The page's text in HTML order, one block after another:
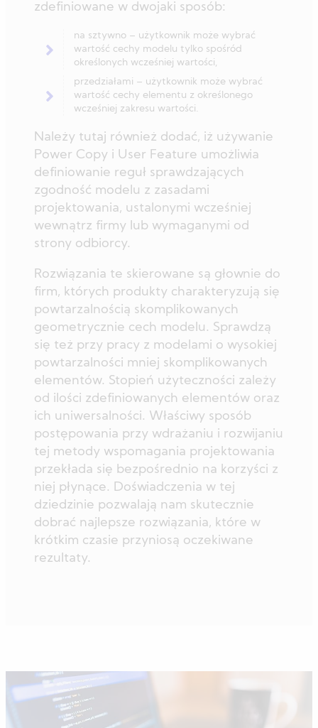
zdefiniowane w dwojaki sposób:
na sztywno – użytkownik może wybrać
wartość cechy modelu tylko spośród
określonych wcześniej wartości,
przedziałami – użytkownik może wybrać
wartość cechy elementu z określonego
wcześniej zakresu wartości.
Należy tutaj również dodać, iż używanie
Power Copy i User Feature umożliwia
definiowanie reguł sprawdzających
zgodność modelu z zasadami
projektowania, ustalonymi wcześniej
wewnątrz firmy lub wymaganymi od
strony odbiorcy.
Rozwiązania te skierowane są głownie do
firm, których produkty charakteryzują się
powtarzalnością skomplikowanych
geometrycznie cech modelu. Sprawdzą
się też przy pracy z modelami o wysokiej
powtarzalności mniej skomplikowanych
elementów. Stopień użyteczności zależy
od ilości zdefiniowanych elementów oraz
ich uniwersalności. Właściwy sposób
postępowania przy wdrażaniu i rozwijaniu
tej metody wspomagania projektowania
przekłada się bezpośrednio na korzyści z
niej płynące. Doświadczenia w tej
dziedzinie pozwalają nam skutecznie
dobrać najlepsze rozwiązania, które w
krótkim czasie przyniosą oczekiwane
rezultaty.